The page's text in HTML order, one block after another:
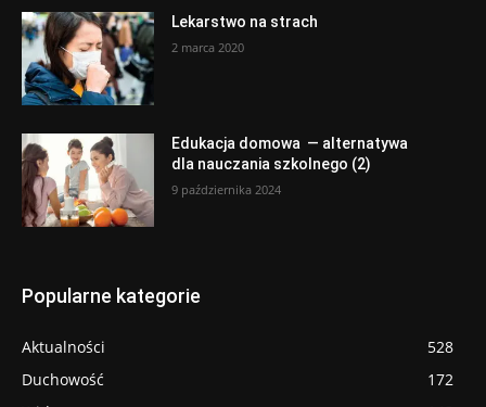
Lekarstwo na strach
2 marca 2020
Edukacja domowa — alternatywa
dla nauczania szkolnego (2)
9 października 2024
Popularne kategorie
Aktualności
528
Duchowość
172